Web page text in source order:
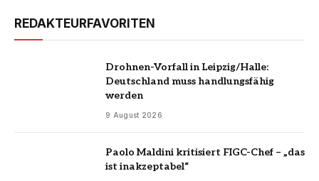
REDAKTEURFAVORITEN
Drohnen-Vorfall in Leipzig/Halle:
Deutschland muss handlungsfähig
werden
9 August 2026
Paolo Maldini kritisiert FIGC-Chef – „das
ist inakzeptabel“